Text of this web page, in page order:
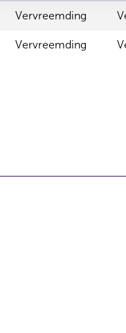
Vervreemding
Vervreemding